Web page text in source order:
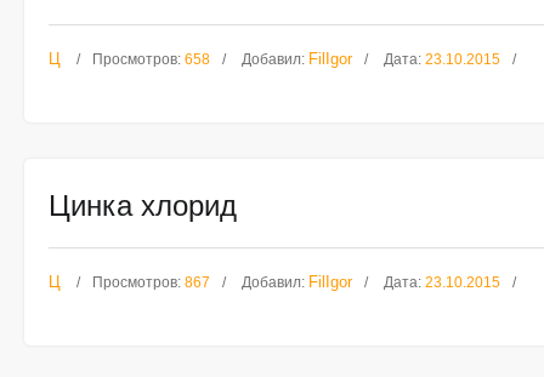
Ц Просмотров: 658 Добавил: FilIgor Дата: 23.10.2015
Цинка хлорид
Ц Просмотров: 867 Добавил: FilIgor Дата: 23.10.2015